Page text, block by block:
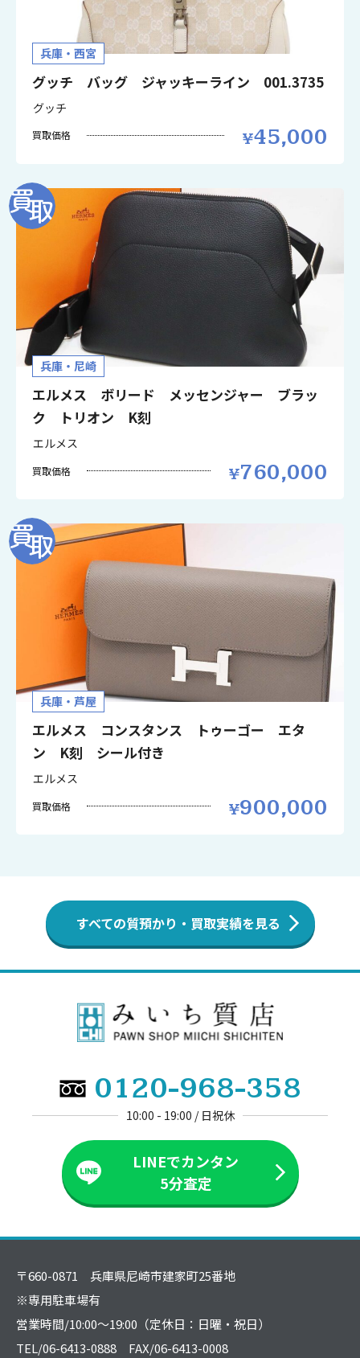
兵庫・西宮
グッチ バッグ ジャッキーライン 001.3735
グッチ
買取価格 45,000
兵庫・尼崎
エルメス ボリード メッセンジャー ブラッ
ク トリオン K刻
エルメス
買取価格 760,000
兵庫・芦屋
エルメス コンスタンス トゥーゴー エタ
ン K刻 シール付き
エルメス
買取価格 900,000
すべての質預かり・買取実績を見る
0120-968-358
10:00 - 19:00 / 日祝休
LINEでカンタン
5分査定
〒660-0871 兵庫県尼崎市建家町25番地
※専用駐車場有
営業時間/10:00～19:00（定休日：日曜・祝日）
TEL/06-6413-0888 FAX/06-6413-0008